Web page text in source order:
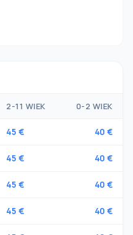
2-11 WIEK 0-2 WIEK
45 € 40 €
45 € 40 €
45 € 40 €
45 € 40 €